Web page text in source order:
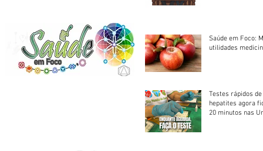
Saúde em Foco:
utilidades
Testes rápidos
hepatites agora
20 minutos nas